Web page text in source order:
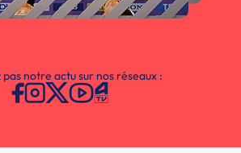
notre actu sur nos réseaux :